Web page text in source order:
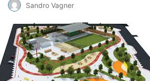
Sandro Vagner